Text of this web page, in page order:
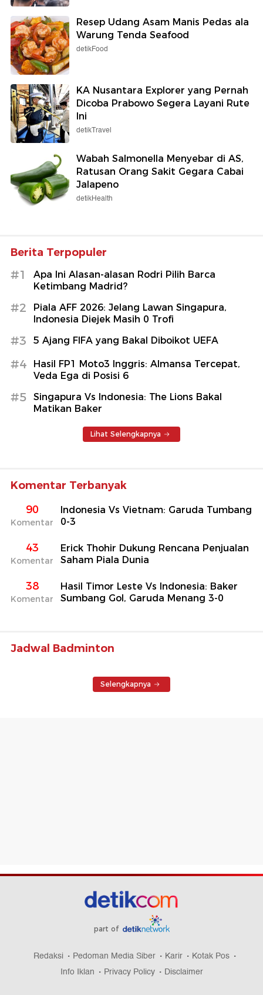
Resep Udang Asam Manis Pedas ala
Warung Tenda Seafood
detikFood
KA Nusantara Explorer yang Pernah
Dicoba Prabowo Segera Layani Rute
Ini
detikTravel
Wabah Salmonella Menyebar di AS,
Ratusan Orang Sakit Gegara Cabai
Jalapeno
detikHealth
Berita Terpopuler
#1
Apa Ini Alasan-alasan Rodri Pilih Barca
Ketimbang Madrid?
#2
Piala AFF 2026: Jelang Lawan Singapura,
Indonesia Diejek Masih 0 Trofi
#3 5 Ajang FIFA yang Bakal Diboikot UEFA
#4
Hasil FP1 Moto3 Inggris: Almansa Tercepat,
Veda Ega di Posisi 6
#5
Singapura Vs Indonesia: The Lions Bakal
Matikan Baker
Lihat Selengkapnya
Komentar Terbanyak
90
Komentar
Indonesia Vs Vietnam: Garuda Tumbang
0-3
43
Komentar
Erick Thohir Dukung Rencana Penjualan
Saham Piala Dunia
38
Komentar
Hasil Timor Leste Vs Indonesia: Baker
Sumbang Gol, Garuda Menang 3-0
Jadwal Badminton
Selengkapnya
part of
Redaksi Pedoman Media Siber Karir
Kotak Pos
Info Iklan
Privacy Policy Disclaimer